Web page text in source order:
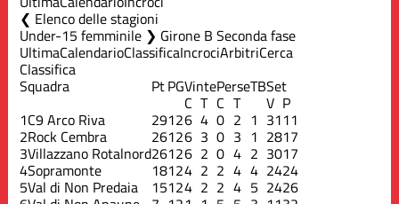
Elenco delle stagioni
Under-15 femminile ❯ Girone B Seconda fase
UltimaCalendarioClassificaIncrociArbitriCerca
Classifica
Squadra PtPGVintePerseTBSet
C T C T V P
1C9 Arco Riva 29126 4 0 2 1 3111
2Rock Cembra 26126 3 0 3 1 2817
3Villazzano Rotalnord26126 2 0 4 2 3017
4Sopramonte 18124 2 2 4 4 2424
5Val di Non Predaia 15124 2 2 4 5 2426